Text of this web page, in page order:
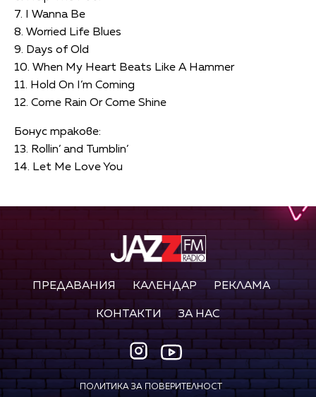
7. I Wanna Be
8. Worried Life Blues
9. Days of Old
10. When My Heart Beats Like A Hammer
11. Hold On I’m Coming
12. Come Rain Or Come Shine
Бонус тракове:
13. Rollin’ and Tumblin’
14. Let Me Love You
ПРЕДАВАНИЯ КАЛЕНДАР РЕКЛАМА
КОНТАКТИ ЗА НАС
ПОЛИТИКА ЗА ПОВЕРИТЕЛНОСТ